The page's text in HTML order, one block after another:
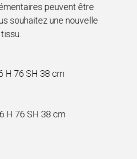
peuvent être
souhaitez une nouvelle
H 76 SH 38 cm
H 76 SH 38 cm